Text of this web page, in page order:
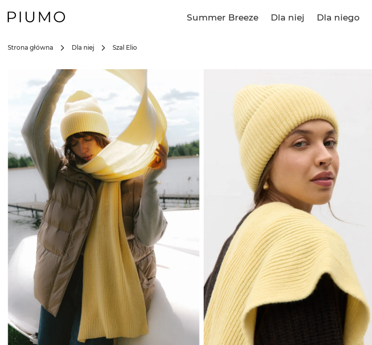
Summer Breeze Dla niej Dla niego
Strona główna Dla niej Szal Elio